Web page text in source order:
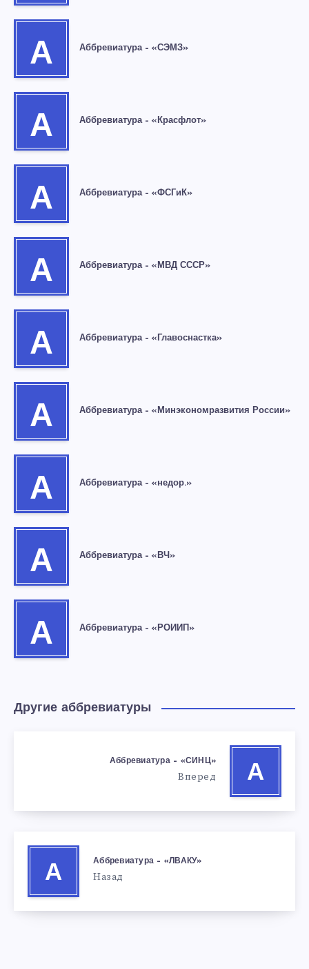
А Аббревиатура – «СЭМЗ»
А Аббревиатура – «Красфлот»
А Аббревиатура – «ФСГиК»
А Аббревиатура – «МВД СССР»
А Аббревиатура – «Главоснастка»
А Аббревиатура – «Минэкономразвития России»
А Аббревиатура – «недор.»
А Аббревиатура – «ВЧ»
А Аббревиатура – «РОИИП»
Другие аббревиатуры
А
Аббревиатура – «СИНЦ»
Вперед
А
Аббревиатура – «ЛВАКУ»
Назад